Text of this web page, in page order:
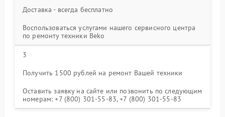
Доставка - всегда бесплатно
Воспользоваться услугами нашего сервисного центра
по ремонту техники Beko
3
Получить 1500 рублей на ремонт Вашей техники
Оставить заявку на сайте или позвонить по следующим
номерам: +7 (800) 301-55-83, +7 (800) 301-55-83